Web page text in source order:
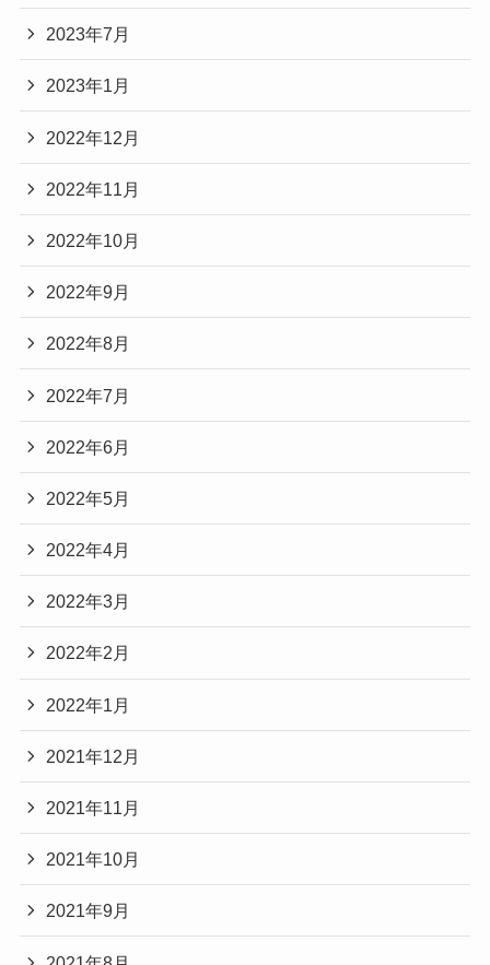
2023年7月
2023年1月
2022年12月
2022年11月
2022年10月
2022年9月
2022年8月
2022年7月
2022年6月
2022年5月
2022年4月
2022年3月
2022年2月
2022年1月
2021年12月
2021年11月
2021年10月
2021年9月